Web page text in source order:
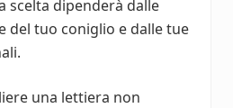
scelta dipenderà dalle
del tuo coniglio e dalle tue
una lettiera non